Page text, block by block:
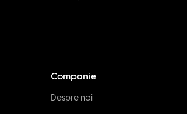
Companie
Despre noi